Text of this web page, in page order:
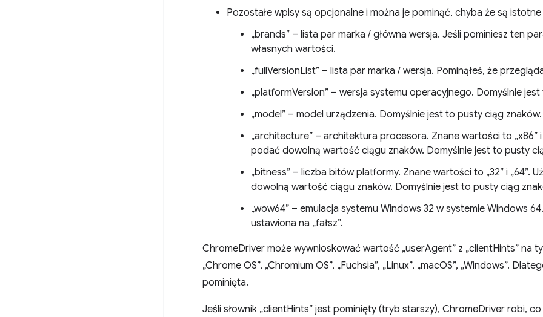
Pozostałe wpisy są opcjonalne i można je pominąć, chyba że są
„brands” – lista par marka / główna wersja. Jeśli pominiesz ten
własnych wartości.
„fullVersionList” – lista par marka / wersja. Pominąłeś, że
„platformVersion” – wersja systemu operacyjnego. Domyślnie
„model” – model urządzenia. Domyślnie jest to pusty ciąg znaków.
„architecture” – architektura procesora. Znane wartości to „x86” i
podać dowolną wartość ciągu znaków. Domyślnie jest to pusty
„bitness” – liczba bitów platformy. Znane wartości to „32” i „64”.
dowolną wartość ciągu znaków. Domyślnie jest to pusty ciąg
„wow64” – emulacja systemu Windows 32 w systemie Windows
ustawiona na „fałsz”.
ChromeDriver może wywnioskować wartość „userAgent” z „clientHints” na
„Chrome OS”, „Chromium OS”, „Fuchsia”, „Linux”, „macOS”, „Windows”.
pominięta.
Jeśli słownik „clientHints” jest pominięty (tryb starszy), ChromeDriver robi,